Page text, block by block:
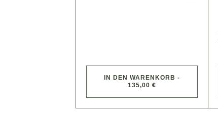
IN DEN WARENKORB -
135,00 €